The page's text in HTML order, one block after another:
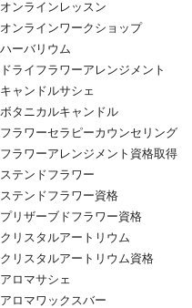
オンラインレッスン
オンラインワークショップ
ハーバリウム
ドライフラワーアレンジメント
キャンドルサシェ
ボタニカルキャンドル
フラワーセラピーカウンセリング
フラワーアレンジメント資格取得
ステンドフラワー
ステンドフラワー資格
プリザーブドフラワー資格
クリスタルアートリウム
クリスタルアートリウム資格
アロマサシェ
アロマワックスバー